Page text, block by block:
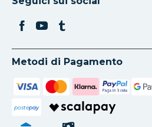
Metodi di Pagamento
postepay